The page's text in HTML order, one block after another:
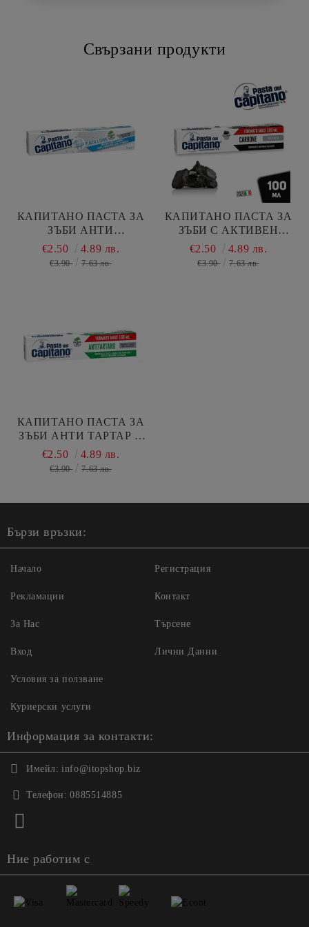
Свързани продукти
КАПИТАНО ПАСТА ЗА
ЗЪБИ АНТИ
АНТИПЛАКА 100 МЛ /
СИНЯ/
€2.50 4.89 лв.
€3.90 7.63 лв.
КАПИТАНО ПАСТА ЗА
ЗЪБИ С АКТИВЕН
ВЪГЛЕН 100 МЛ
€2.50 4.89 лв.
€3.90 7.63 лв.
КАПИТАНО ПАСТА ЗА
ЗЪБИ АНТИ ТАРТАР С
МЕНТА 100 МЛ /ЗЕЛЕНА/
€2.50 4.89 лв.
€3.90 7.63 лв.
Бързи връзки:
Начало
Рекламации
За Нас
Вход
Регистрация
Контакт
Търсене
Лични Данни
Условия за ползване
Куриерски услуги
Информация за контакти:
Имейл: info@itopshop.biz
Телефон: 0885514885
Ние работим с